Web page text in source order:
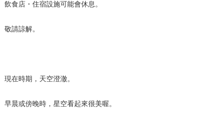
飲食店・住宿設施可能會休息。
敬請諒解。
現在時期，天空澄澈。
早晨或傍晚時，星空看起來很美喔。